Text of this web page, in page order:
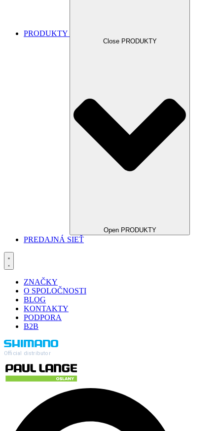
PRODUKTY
Close PRODUKTY
Open PRODUKTY
PREDAJNÁ SIEŤ
ZNAČKY
O SPOLOČNOSTI
BLOG
KONTAKTY
PODPORA
B2B
Official distributor